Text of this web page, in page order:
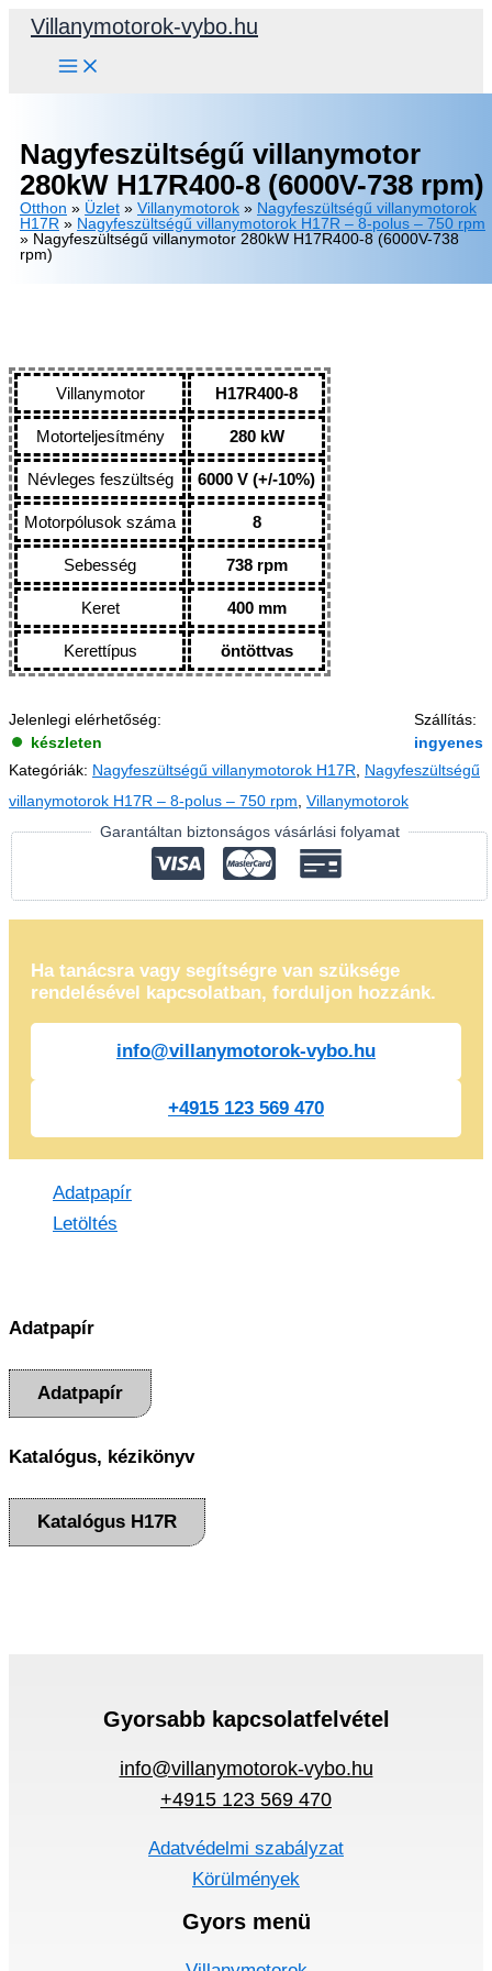
SkipVillanymotorok-vybo.hu
Nagyfeszültségű villanymotor
280kW H17R400-8 (6000V-738 rpm)
Otthon » Üzlet » Villanymotorok » Nagyfeszültségű villanymotorok
H17R » Nagyfeszültségű villanymotorok H17R – 8-polus – 750 rpm
» Nagyfeszültségű villanymotor 280kW H17R400-8 (6000V-738
rpm)
Villanymotor H17R400-8
Motorteljesítmény 280 kW
Névleges feszültség 6000 V (+/-10%)
Motorpólusok száma 8
Sebesség 738 rpm
Keret 400 mm
Kerettípus öntöttvas
Jelenlegi elérhetőség:
készleten
Szállítás:
ingyenes
Kategóriák: Nagyfeszültségű villanymotorok H17R
Nagyfeszültségű
villanymotorok H17R – 8-polus – 750 rpm Villanymotorok
Garantáltan biztonságos vásárlási folyamat
Ha tanácsra vagy segítségre van szüksége
rendelésével kapcsolatban, forduljon hozzánk.
info@villanymotorok-vybo.hu
+4915 123 569 470
Adatpapír
Letöltés
Adatpapír
Adatpapír
Katalógus, kézikönyv
Katalógus H17R
Gyorsabb kapcsolatfelvétel
info@villanymotorok-vybo.hu
+4915 123 569 470
Adatvédelmi szabályzat
Körülmények
Gyors menü